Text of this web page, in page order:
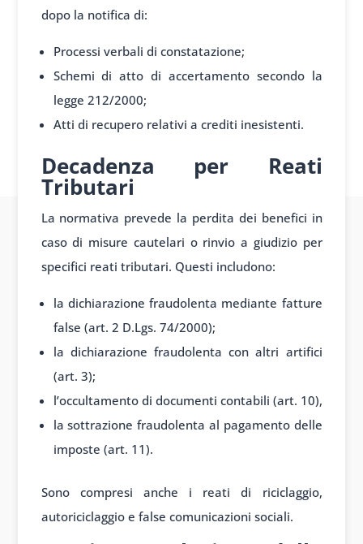
dopo la notifica di:
Processi verbali di constatazione;
Schemi di atto di accertamento secondo la
legge 212/2000;
Atti di recupero relativi a crediti inesistenti.
Decadenza per Reati
Tributari
La normativa prevede la perdita dei benefici in
caso di misure cautelari o rinvio a giudizio per
specifici reati tributari. Questi includono:
la dichiarazione fraudolenta mediante fatture
false (art. 2 D.Lgs. 74/2000);
la dichiarazione fraudolenta con altri artifici
(art. 3);
l’occultamento di documenti contabili (art. 10),
la sottrazione fraudolenta al pagamento delle
imposte (art. 11).
Sono compresi anche i reati di riciclaggio,
autoriciclaggio e false comunicazioni sociali.